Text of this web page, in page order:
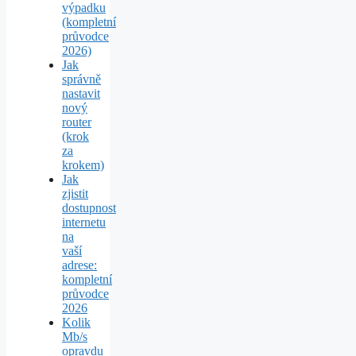
výpadku
(kompletní
průvodce
2026)
Jak
správně
nastavit
nový
router
(krok
za
krokem)
Jak
zjistit
dostupnost
internetu
na
vaší
adrese:
kompletní
průvodce
2026
Kolik
Mb/s
opravdu